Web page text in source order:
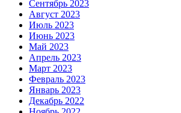
Сентябрь 2023
Август 2023
Июль 2023
Июнь 2023
Май 2023
Апрель 2023
Март 2023
Февраль 2023
Январь 2023
Декабрь 2022